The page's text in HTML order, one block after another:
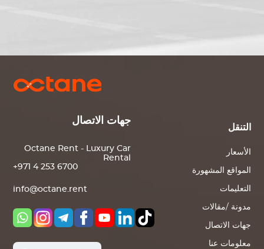
جهات الاتصال
Octane Rent - Luxury Car
Rental
+971 4 253 6700
info@octane.rent
التنقل
الأسعار
المواقع المشهورة
التعليمات
مدونة /مقالات
جهات الاتصال
معلومات عنا